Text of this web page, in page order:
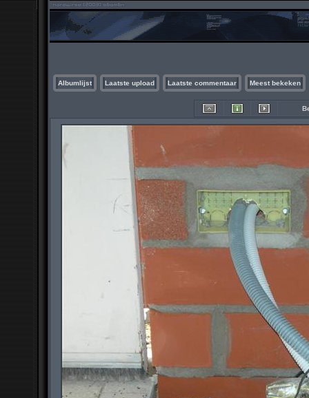
Albumlijst Laatste upload Laatste commentaar Meest bekeken